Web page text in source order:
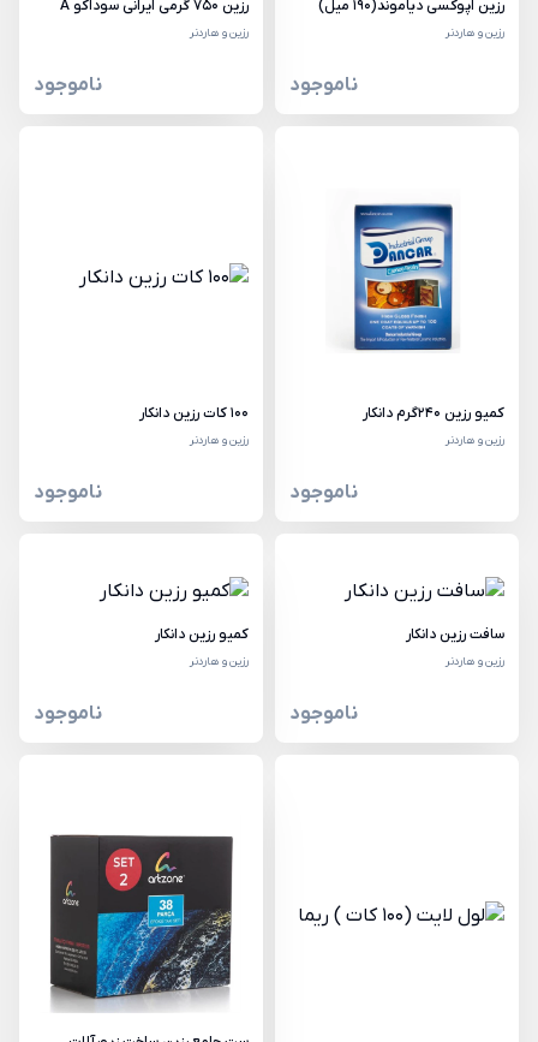
رزین اپوکسی دیاموند(190 میل)
رزین و هاردنر
ناموجود
رزین 750 گرمی ایرانی سوداکو A
رزین و هاردنر
ناموجود
کمیو رزین 240گرم دانکار
رزین و هاردنر
ناموجود
100 کات رزین دانکار
رزین و هاردنر
ناموجود
سافت رزین دانکار
رزین و هاردنر
ناموجود
کمیو رزین دانکار
رزین و هاردنر
ناموجود